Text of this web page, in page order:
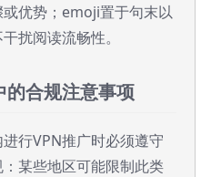
优势；emoji置于句末以
扰阅读流畅性。
的合规注意事项
行VPN推广时必须遵守
某些地区可能限制此类